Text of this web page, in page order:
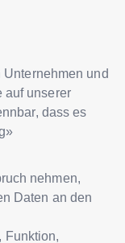
und
auf unserer
dass es
nehmen,
Daten an den
Funktion,